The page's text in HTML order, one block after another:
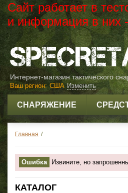
Сайт работает в
и информация в
Интернет-магазин тактического
Изменить
Ваш регион: США
СНАРЯЖЕНИЕ
Главная /
Ошибка Извините, но
КАТАЛОГ